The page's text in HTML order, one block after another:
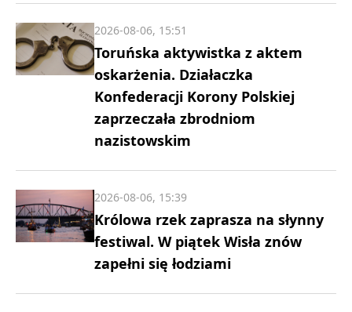
Toruńska aktywistka z aktem
oskarżenia. Działaczka
Konfederacji Korony Polskiej
zaprzeczała zbrodniom
nazistowskim
2026-08-06, 15:51
Królowa rzek zaprasza na słynny
festiwal. W piątek Wisła znów
zapełni się łodziami
2026-08-06, 15:39